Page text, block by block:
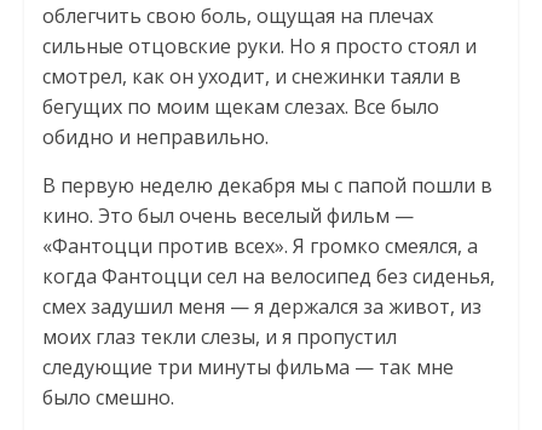
облегчить свою боль, ощущая на плечах
сильные отцовские руки. Но я просто стоял и
смотрел, как он уходит, и снежинки таяли в
бегущих по моим щекам слезах. Все было
обидно и неправильно.
В первую неделю декабря мы с папой пошли в
кино. Это был очень веселый фильм —
«Фантоцци против всех». Я громко смеялся, а
когда Фантоцци сел на велосипед без сиденья,
смех задушил меня — я держался за живот, из
моих глаз текли слезы, и я пропустил
следующие три минуты фильма — так мне
было смешно.